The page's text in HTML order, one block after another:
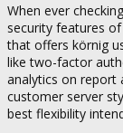
When ever
security features
that offers körnig
like two-factor
analytics on report
customer server
best flexibility